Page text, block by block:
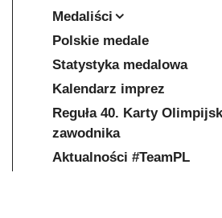
Medaliści
Polskie medale
Statystyka medalowa
Kalendarz imprez
Reguła 40. Karty
zawodnika
Aktualności #TeamPL